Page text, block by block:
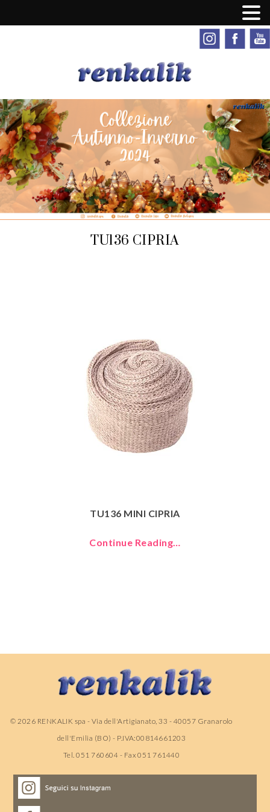
TU136 CIPRIA
TU136 MINI CIPRIA
Continue Reading…
© 2026 RENKALIK spa - Via dell'Artigianato, 33 - 40057 Granarolo
dell'Emilia (BO) - P.IVA:00814661203
Tel. 051 760604 - Fax 051 761440